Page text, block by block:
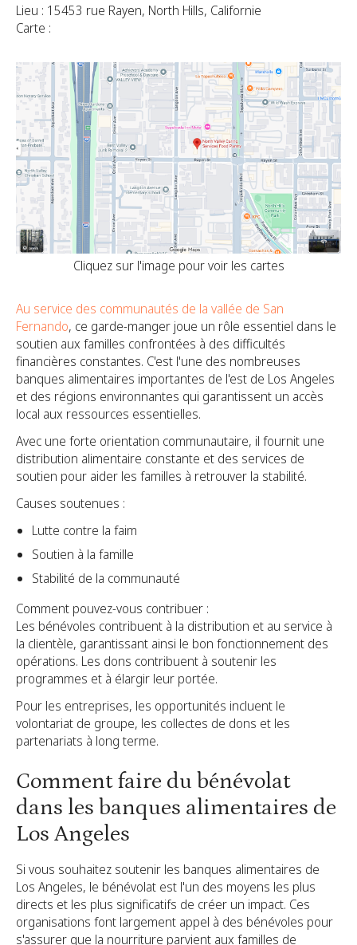
Lieu : 15453 rue Rayen, North Hills, Californie
Carte :
Cliquez sur l'image pour voir les cartes
Au service des communautés de la vallée de San
Fernando, ce garde-manger joue un rôle essentiel dans le
soutien aux familles confrontées à des difficultés
financières constantes. C'est l'une des nombreuses
banques alimentaires importantes de l'est de Los Angeles
et des régions environnantes qui garantissent un accès
local aux ressources essentielles.
Avec une forte orientation communautaire, il fournit une
distribution alimentaire constante et des services de
soutien pour aider les familles à retrouver la stabilité.
Causes soutenues :
Lutte contre la faim
Soutien à la famille
Stabilité de la communauté
Comment pouvez-vous contribuer :
Les bénévoles contribuent à la distribution et au service à
la clientèle, garantissant ainsi le bon fonctionnement des
opérations. Les dons contribuent à soutenir les
programmes et à élargir leur portée.
Pour les entreprises, les opportunités incluent le
volontariat de groupe, les collectes de dons et les
partenariats à long terme.
Comment faire du bénévolat
dans les banques alimentaires de
Los Angeles
Si vous souhaitez soutenir les banques alimentaires de
Los Angeles, le bénévolat est l'un des moyens les plus
directs et les plus significatifs de créer un impact. Ces
organisations font largement appel à des bénévoles pour
s'assurer que la nourriture parvient aux familles de